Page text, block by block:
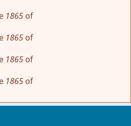
1865 of
1865 of
1865 of
1865 of